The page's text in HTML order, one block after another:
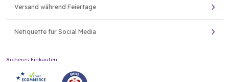
Versand während Feiertage
Netiquette für Social Media
Sicheres Einkaufen